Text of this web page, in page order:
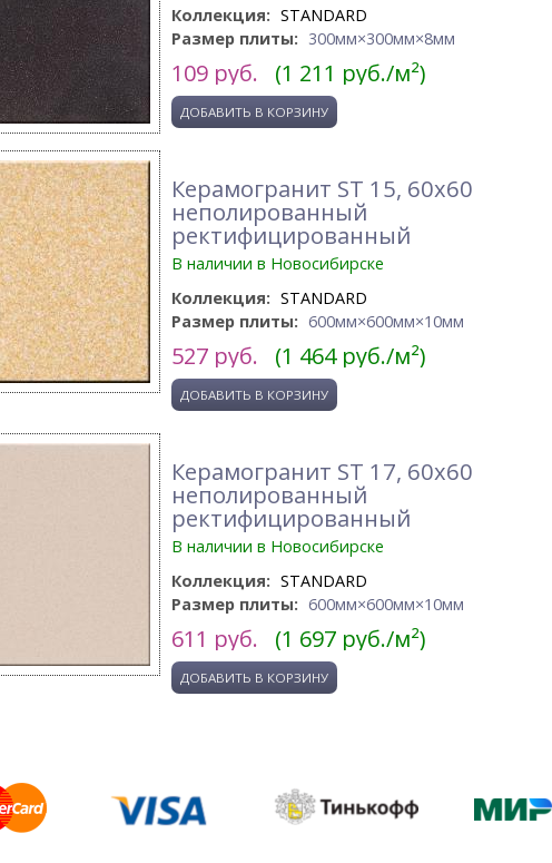
Коллекция: STANDARD
Размер плиты: 300мм×300мм×8мм
109руб. (1 211 руб./м²)
Керамогранит ST 15, 60x60
неполированный
ректифицированный
В наличии в Новосибирске
Коллекция: STANDARD
Размер плиты: 600мм×600мм×10мм
527руб. (1 464 руб./м²)
Керамогранит ST 17, 60x60
неполированный
ректифицированный
В наличии в Новосибирске
Коллекция: STANDARD
Размер плиты: 600мм×600мм×10мм
611 руб. (1 697 руб./м²)